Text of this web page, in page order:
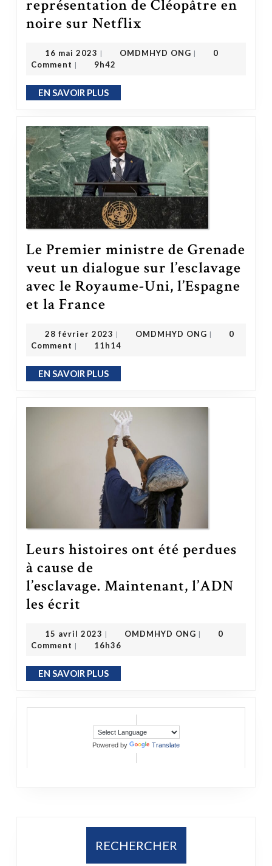
représentation de Cléopâtre en
noire sur Netflix
16 mai 2023 16 mai 2023
| OMDMHYD ONG |
0
Comment | 9h42
EN SAVOIR PLUSEN SAVOIR PLUS
Le Premier ministre de Grenade
veut un dialogue sur l’esclavage
avec le Royaume-Uni, l’Espagne
et la France
28 février 2023 28 février 2023
| OMDMHYD ONG |
0
Comment | 11h14
EN SAVOIR PLUSEN SAVOIR PLUS
Leurs histoires ont été perdues
à cause de
l’esclavage. Maintenant, l’ADN
les écrit
15 avril 2023 | OMDMHYD ONG |
0
Comment | 16h36
EN SAVOIR PLUSEN SAVOIR PLUS
Powered by Translate
RECHERCHER